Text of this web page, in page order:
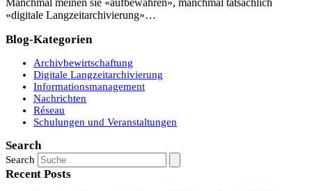
Manchmal meinen sie «aufbewahren», manchmal tatsächlich
«digitale Langzeitarchivierung»…
Blog-Kategorien
Archivbewirtschaftung
Digitale Langzeitarchivierung
Informationsmanagement
Nachrichten
Réseau
Schulungen und Veranstaltungen
Search
Search
Recent Posts